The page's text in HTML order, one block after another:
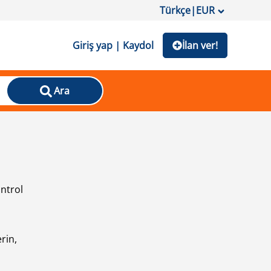
Türkçe|EUR
Giriş yap | Kaydol İlan ver!
Ara